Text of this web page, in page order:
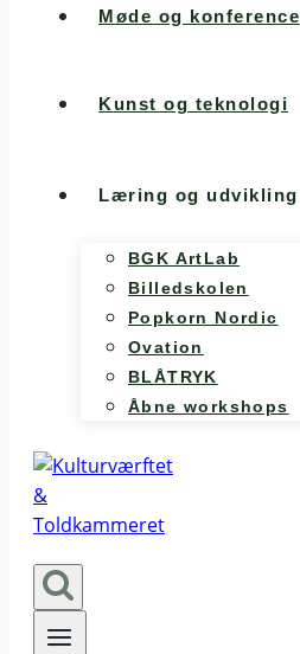
Møde og konference
Kunst og teknologi
Læring og udvikling
BGK ArtLab
Billedskolen
Popkorn Nordic
Ovation
BLÅTRYK
Åbne workshops